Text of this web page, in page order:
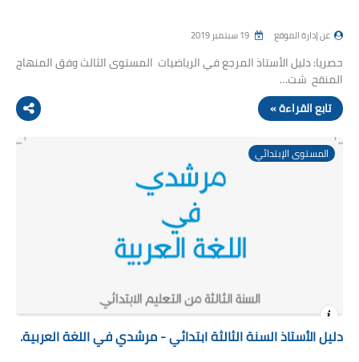
عن إدارة الموقع
حصريا: دليل الأستاذ المرجع في الرياضيات المستوى الثالث وفق المنهاج
المنقح شت…
تابع القراءة »
المستوى الإبتدائي
دليل الأستاذ السنة الثالثة ابتدائي - مرشدي في اللغة العربية.